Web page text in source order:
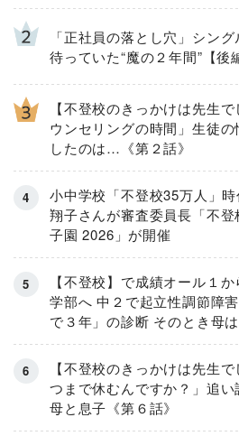
「正社員の落とし穴」シン
待っていた“魔の２年間”【後
【不登校のきっかけは先生
ウンセリングの時間」生徒の
したのは…《第２話》
小中学校「不登校35万人」
翔子さんが審査委員長「不登
子園 2026」が開催
【不登校】で成績オール１
学部へ 中２で起立性調節障
で３年」の診断 そのとき母は
【不登校のきっかけは先生
つまで休むんですか？」追い
母と息子《第６話》